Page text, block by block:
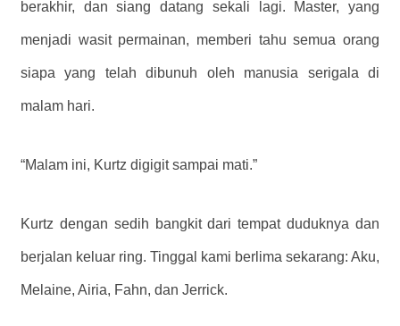
berakhir, dan siang datang sekali lagi. Master, yang
menjadi wasit permainan, memberi tahu semua orang
siapa yang telah dibunuh oleh manusia serigala di
malam hari.
“Malam ini, Kurtz digigit sampai mati.”
Kurtz dengan sedih bangkit dari tempat duduknya dan
berjalan keluar ring. Tinggal kami berlima sekarang: Aku,
Melaine, Airia, Fahn, dan Jerrick.